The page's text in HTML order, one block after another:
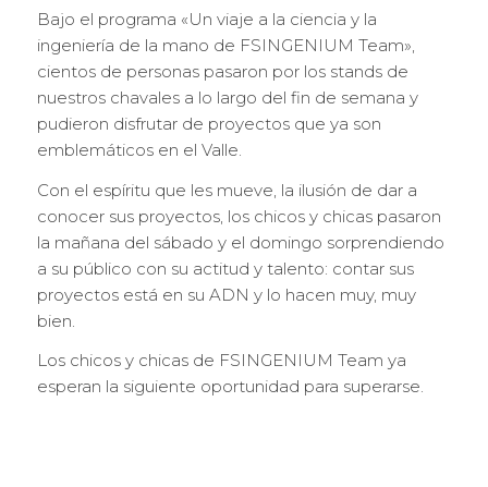
Bajo el programa «Un viaje a la ciencia y la
ingeniería de la mano de FSINGENIUM Team»,
cientos de personas pasaron por los stands de
nuestros chavales a lo largo del fin de semana y
pudieron disfrutar de proyectos que ya son
emblemáticos en el Valle.
Con el espíritu que les mueve, la ilusión de dar a
conocer sus proyectos, los chicos y chicas pasaron
la mañana del sábado y el domingo sorprendiendo
a su público con su actitud y talento: contar sus
proyectos está en su ADN y lo hacen muy, muy
bien.
Los chicos y chicas de FSINGENIUM Team ya
esperan la siguiente oportunidad para superarse.